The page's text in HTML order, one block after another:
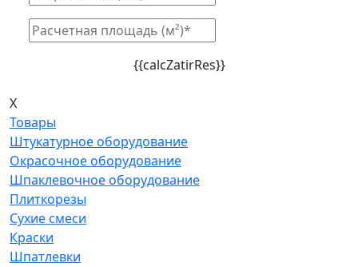
{{calcZatirRes}}
X
Товары
Штукатурное оборудование
Окрасочное оборудование
Шпаклевочное оборудование
Плиткорезы
Сухие смеси
Краски
Шпатлевки